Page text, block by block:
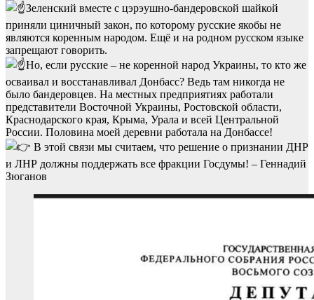
Зеленский вместе с цэрэушно-бандеровской шайкой
приняли циничный закон, по которому русские якобы не
являются коренным народом. Ещё и на родном русском языке
запрещают говорить.
Но, если русские – не коренной народ Украины, то кто же
осваивал и восстанавливал Донбасс? Ведь там никогда не
было бандеровцев. На местных предприятиях работали
представители Восточной Украины, Ростовской области,
Краснодарского края, Крыма, Урала и всей Центральной
России. Половина моей деревни работала на Донбассе!
В этой связи мы считаем, что решение о признании ДНР
и ЛНР должны поддержать все фракции Госдумы! – Геннадий
Зюганов